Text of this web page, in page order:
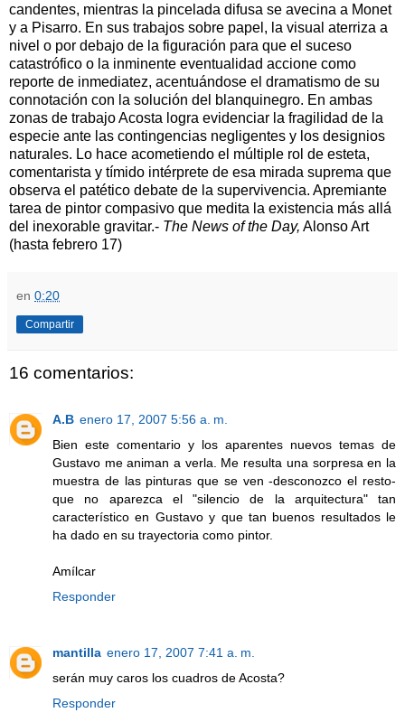
candentes, mientras la pincelada difusa se avecina a Monet
y a Pisarro. En sus trabajos sobre papel, la visual aterriza a
nivel o por debajo de la figuración para que el suceso
catastrófico o la inminente eventualidad accione como
reporte de inmediatez, acentuándose el dramatismo de su
connotación con la solución del blanquinegro. En ambas
zonas de trabajo Acosta logra evidenciar la fragilidad de la
especie ante las contingencias negligentes y los designios
naturales. Lo hace acometiendo el múltiple rol de esteta,
comentarista y tímido intérprete de esa mirada suprema que
observa el patético debate de la supervivencia. Apremiante
tarea de pintor compasivo que medita la existencia más allá
del inexorable gravitar.- The News of the Day, Alonso Art
(hasta febrero 17)
en 0:20
Compartir
16 comentarios:
A.B enero 17, 2007 5:56 a. m.
Bien este comentario y los aparentes nuevos temas de
Gustavo me animan a verla. Me resulta una sorpresa en la
muestra de las pinturas que se ven -desconozco el resto-
que no aparezca el "silencio de la arquitectura" tan
característico en Gustavo y que tan buenos resultados le
ha dado en su trayectoria como pintor.
Amílcar
Responder
mantilla enero 17, 2007 7:41 a. m.
serán muy caros los cuadros de Acosta?
Responder